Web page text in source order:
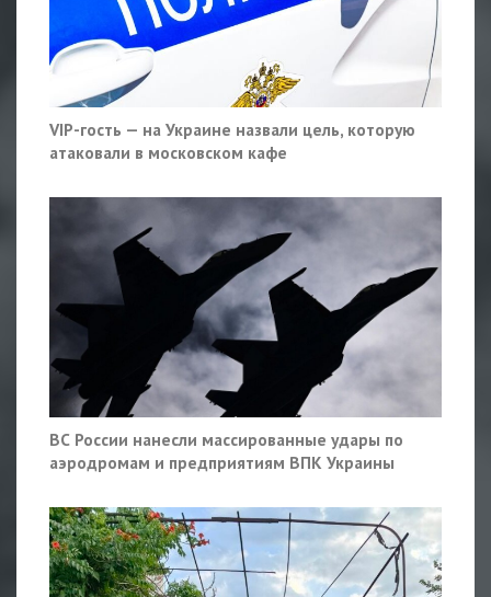
VIP-гость — на Украине назвали цель, которую
атаковали в московском кафе
ВС России нанесли массированные удары по
аэродромам и предприятиям ВПК Украины